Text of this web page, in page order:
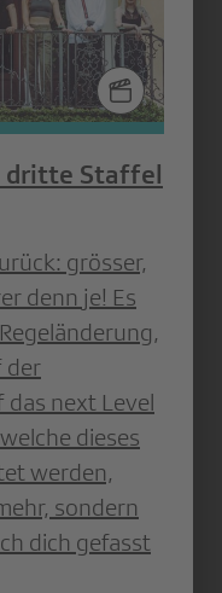
dritte Staffel
grösser,
denn je! Es
der
das next Level
dieses
werden,
sondern
dich gefasst